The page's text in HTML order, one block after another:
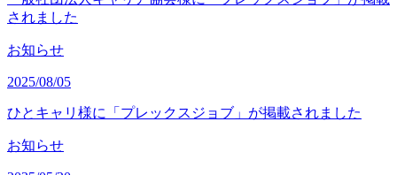
されました
お知らせ
2025/08/05
ひとキャリ様に「プレックスジョブ」が掲載されました
お知らせ